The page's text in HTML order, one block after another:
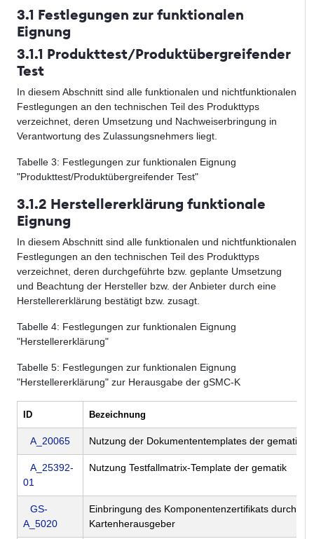
3.1 Festlegungen zur funktionalen
Eignung
3.1.1 Produkttest/Produktübergreifender
Test
In diesem Abschnitt sind alle funktionalen und nichtfunktionalen
Festlegungen an den technischen Teil des Produkttyps
verzeichnet, deren Umsetzung und Nachweiserbringung in
Verantwortung des Zulassungsnehmers liegt.
Tabelle 3: Festlegungen zur funktionalen Eignung
"Produkttest/Produktübergreifender Test"
3.1.2 Herstellererklärung funktionale
Eignung
In diesem Abschnitt sind alle funktionalen und nichtfunktionalen
Festlegungen an den technischen Teil des Produkttyps
verzeichnet, deren durchgeführte bzw. geplante Umsetzung
und Beachtung der Hersteller bzw. der Anbieter durch eine
Herstellererklärung bestätigt bzw. zusagt.
Tabelle 4: Festlegungen zur funktionalen Eignung
"Herstellererklärung"
Tabelle 5: Festlegungen zur funktionalen Eignung
"Herstellererklärung" zur Herausgabe der gSMC-K
ID Bezeichnung
A_20065 Nutzung der Dokumententemplates der gematik
A_25392-
01
Nutzung Testfallmatrix-Template der gematik
GS-
A_5020
Einbringung des Komponentenzertifikats durch
Kartenherausgeber